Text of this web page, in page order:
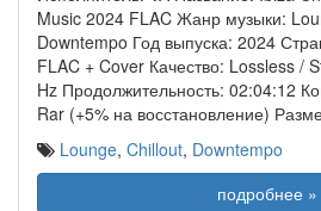
Music 2024 FLAC Жанр музыки:
Downtempo Год выпуска: 2024
FLAC + Cover Качество: Lossless /
Hz Продолжительность: 02:04:12
Rar (+5% на восстановление)
Lounge, Chillout, Downtempo
подробнее »